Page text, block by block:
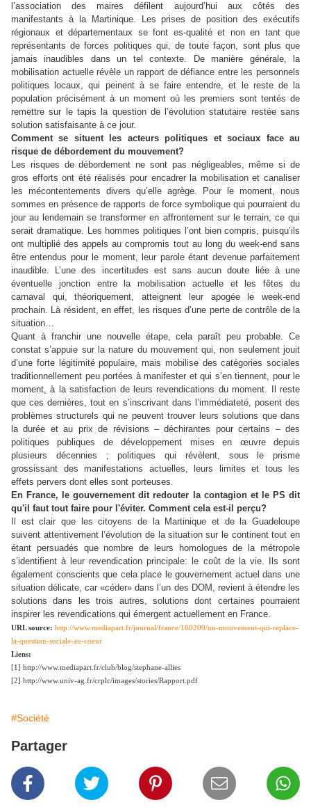
l’association des maires défilent aujourd’hui aux côtés des
manifestants à la Martinique. Les prises de position des exécutifs
régionaux et départementaux se font es-qualité et non en tant que
représentants de forces politiques qui, de toute façon, sont plus que
jamais inaudibles dans un tel contexte. De manière générale, la
mobilisation actuelle révèle un rapport de défiance entre les personnels
politiques locaux, qui peinent à se faire entendre, et le reste de la
population précisément à un moment où les premiers sont tentés de
remettre sur le tapis la question de l’évolution statutaire restée sans
solution satisfaisante à ce jour.
Comment se situent les acteurs politiques et sociaux face au
risque de débordement du mouvement?
Les risques de débordement ne sont pas négligeables, même si de
gros efforts ont été réalisés pour encadrer la mobilisation et canaliser
les mécontentements divers qu’elle agrège. Pour le moment, nous
sommes en présence de rapports de force symbolique qui pourraient du
jour au lendemain se transformer en affrontement sur le terrain, ce qui
serait dramatique. Les hommes politiques l’ont bien compris, puisqu’ils
ont multiplié des appels au compromis tout au long du week-end sans
être entendus pour le moment, leur parole étant devenue parfaitement
inaudible. L’une des incertitudes est sans aucun doute liée à une
éventuelle jonction entre la mobilisation actuelle et les fêtes du
carnaval qui, théoriquement, atteignent leur apogée le week-end
prochain. Là résident, en effet, les risques d’une perte de contrôle de la
situation…
Quant à franchir une nouvelle étape, cela paraît peu probable. Ce
constat s’appuie sur la nature du mouvement qui, non seulement jouit
d’une forte légitimité populaire, mais mobilise des catégories sociales
traditionnellement peu portées à manifester et qui s’en tiennent, pour le
moment, à la satisfaction de leurs revendications du moment. Il reste
que ces dernières, tout en s’inscrivant dans l’immédiateté, posent des
problèmes structurels qui ne peuvent trouver leurs solutions que dans
la durée et au prix de révisions – déchirantes pour certains – des
politiques publiques de développement mises en œuvre depuis
plusieurs décennies ; politiques qui révèlent, sous le prisme
grossissant des manifestations actuelles, leurs limites et tous les
effets pervers dont elles sont porteuses.
En France, le gouvernement dit redouter la contagion et le PS dit
qu'il faut tout faire pour l'éviter. Comment cela est-il perçu?
Il est clair que les citoyens de la Martinique et de la Guadeloupe
suivent attentivement l’évolution de la situation sur le continent tout en
étant persuadés que nombre de leurs homologues de la métropole
s’identifient à leur revendication principale: le coût de la vie. Ils sont
également conscients que cela place le gouvernement actuel dans une
situation délicate, car «céder» dans l’un des DOM, revient à étendre les
solutions dans les trois autres, solutions dont certaines pourraient
inspirer les revendications qui émergent actuellement en France.
URL source: http://www.mediapart.fr/journal/france/160209/un-mouvement-qui-replace-
la-question-sociale-au-coeur
Liens:
[1] http://www.mediapart.fr/club/blog/stephane-allies
[2] http://www.univ-ag.fr/crplc/images/stories/Rapport.pdf
#Société
Partager